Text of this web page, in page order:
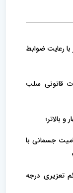
رعایت ضوابط
قانونی سلب
بالاتر؛
جسمانی با
تعزیری درجه